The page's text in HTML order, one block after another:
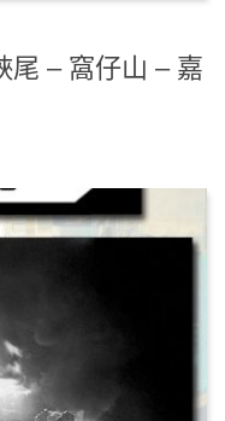
尾 – 窩仔山 – 嘉